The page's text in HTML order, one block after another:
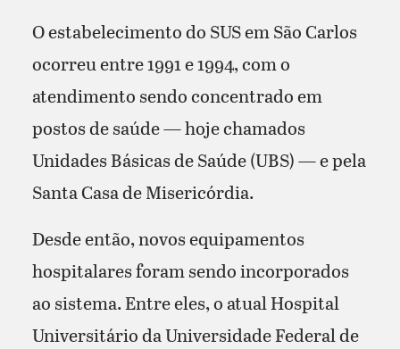
O estabelecimento do SUS em São Carlos
ocorreu entre 1991 e 1994, com o
atendimento sendo concentrado em
postos de saúde — hoje chamados
Unidades Básicas de Saúde (UBS) — e pela
Santa Casa de Misericórdia.
Desde então, novos equipamentos
hospitalares foram sendo incorporados
ao sistema. Entre eles, o atual Hospital
Universitário da Universidade Federal de